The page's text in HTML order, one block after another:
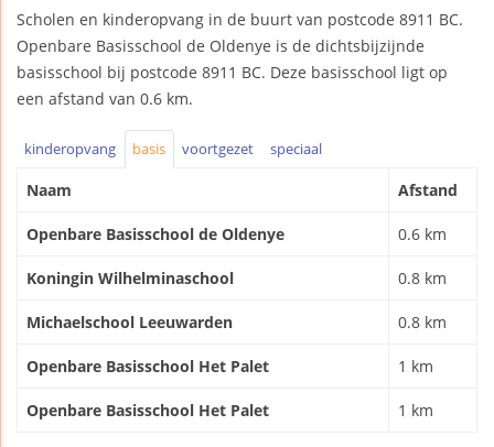
Scholen en kinderopvang in de buurt van postcode 8911 BC.
Openbare Basisschool de Oldenye is de dichtsbijzijnde
basisschool bij postcode 8911 BC. Deze basisschool ligt op
een afstand van 0.6 km.
kinderopvang basis voortgezet speciaal
Naam Afstand
Openbare Basisschool de Oldenye 0.6 km
Koningin Wilhelminaschool 0.8 km
Michaelschool Leeuwarden 0.8 km
Openbare Basisschool Het Palet 1 km
Openbare Basisschool Het Palet 1 km